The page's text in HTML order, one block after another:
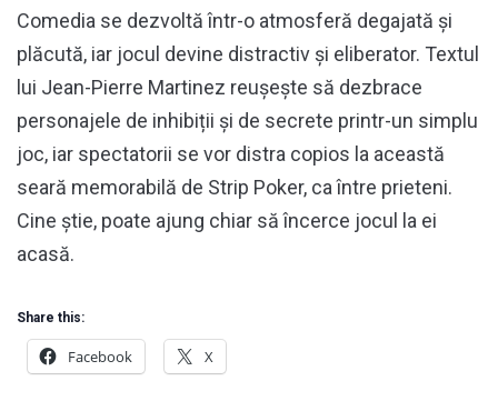
Comedia se dezvoltă într-o atmosferă degajată și
plăcută, iar jocul devine distractiv și eliberator. Textul
lui Jean-Pierre Martinez reușește să dezbrace
personajele de inhibiții și de secrete printr-un simplu
joc, iar spectatorii se vor distra copios la această
seară memorabilă de Strip Poker, ca între prieteni.
Cine știe, poate ajung chiar să încerce jocul la ei
acasă.
Share this:
Facebook X